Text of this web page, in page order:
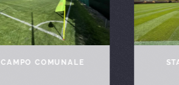
CAMPO COMUNALE